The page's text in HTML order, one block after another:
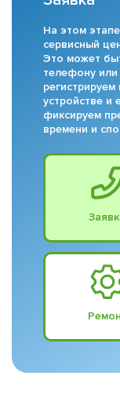
На этом
сервисный
Это может
телефону
устройстве и
фиксируем
времени и